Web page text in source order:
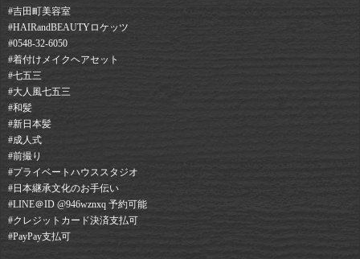
#吉田町美容室⠀
#HAIRandBEAUTYロケッツ⠀
#0548-32-6050⠀
#着付けメイクヘアセット⠀
#七五三
#大人風七五三
#和髪
#新日本髪
#成人式
#前撮り
#プライベートハウススタジオ
#日本継承文化のお手伝い
#LINE＠ID @946wznxq 予約可能⠀
#クレジットカード決済支払可⠀
#PayPay支払可